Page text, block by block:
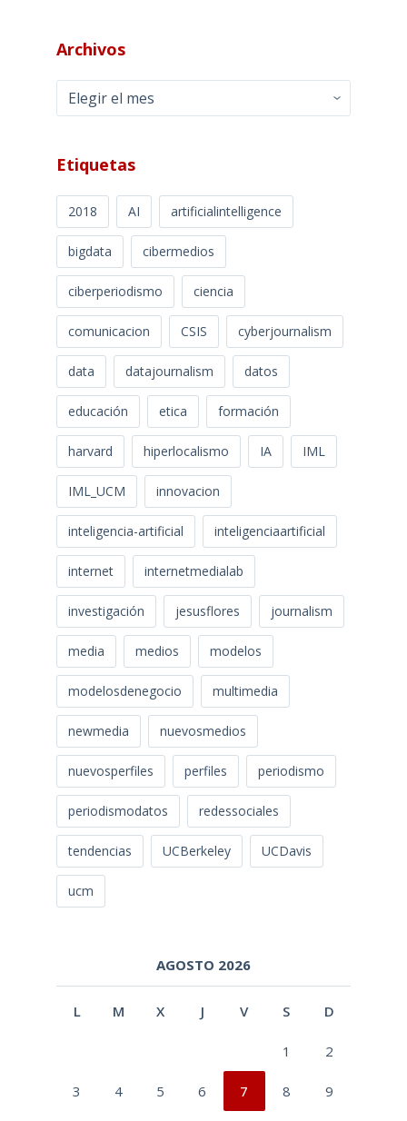
Archivos
Archivos
Etiquetas
2018 AI artificialintelligence
bigdata cibermedios
ciberperiodismo ciencia
comunicacion CSIS cyberjournalism
data datajournalism datos
educación etica formación
harvard hiperlocalismo IA IML
IML_UCM innovacion
inteligencia-artificial inteligenciaartificial
internet internetmedialab
investigación jesusflores journalism
media medios modelos
modelosdenegocio multimedia
newmedia nuevosmedios
nuevosperfiles perfiles periodismo
periodismodatos redessociales
tendencias UCBerkeley UCDavis
ucm
AGOSTO 2026
L M X J V S D
1 2
3 4 5 6 7 8 9